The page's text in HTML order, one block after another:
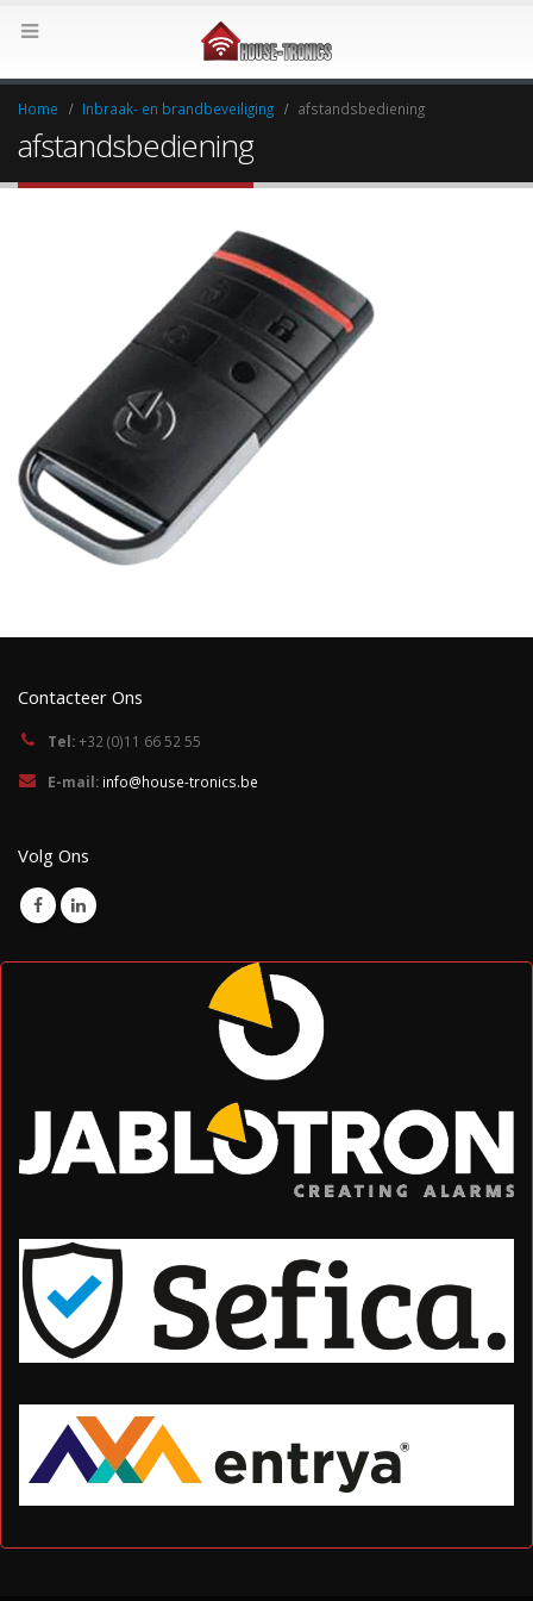
Home Inbraak- en brandbeveiliging afstandsbediening
afstandsbediening
Contacteer Ons
Tel:+32 (0)11 66 52 55
E-mail: info@house-tronics.be
Volg Ons